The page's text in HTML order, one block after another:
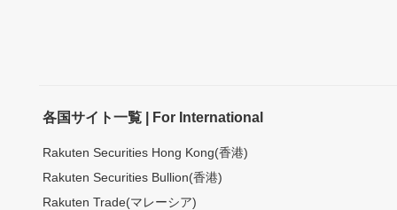
各国サイト一覧 | For International
Rakuten Securities Hong Kong(香港)
Rakuten Securities Bullion(香港)
Rakuten Trade(マレーシア)